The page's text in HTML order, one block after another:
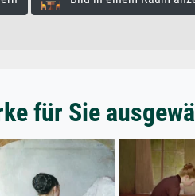
für Sie